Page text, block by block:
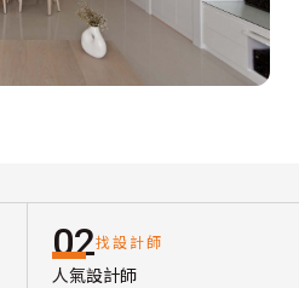
02找設計師
人氣設計師